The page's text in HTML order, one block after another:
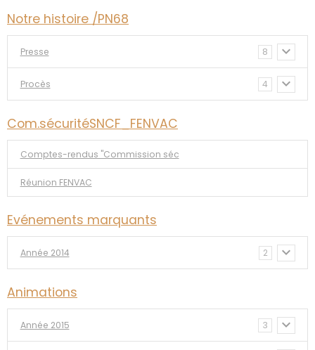
Notre histoire /PN68
Presse 8
Procès 4
Com.sécuritéSNCF_FENVAC
Comptes-rendus "Commission séc
Réunion FENVAC
Evénements marquants
Année 2014 2
Animations
Année 2015 3